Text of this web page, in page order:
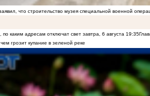
что строительство музея специальной военной
каким адресам отключат свет завтра, 6 августа 19:35
грозит купание в зеленой реке